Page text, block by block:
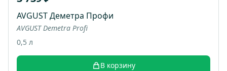
AVGUST Деметра Профи
AVGUST Demetra Profi
0,5 л
В корзину